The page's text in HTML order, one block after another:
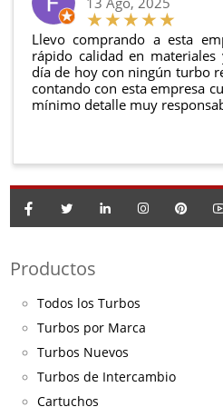
Llevo comprando a esta
rápido calidad en
día de hoy con ningún turbo
contando con esta empresa
mínimo detalle muy
Productos
Todos los Turbos
Turbos por Marca
Turbos Nuevos
Turbos de Intercambio
Cartuchos